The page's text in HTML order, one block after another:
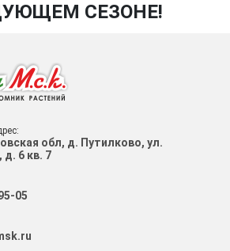
СЕЗОНЕ!
обл, д. Путилково, ул.
д. 6 кв. 7
05